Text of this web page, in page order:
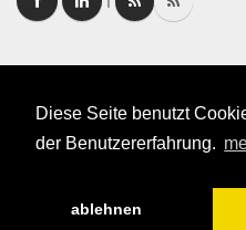
Diese Seite benutzt
der Benutzererfahrung.
ablehnen
Copyright © 2026. Alle
Datenschutz